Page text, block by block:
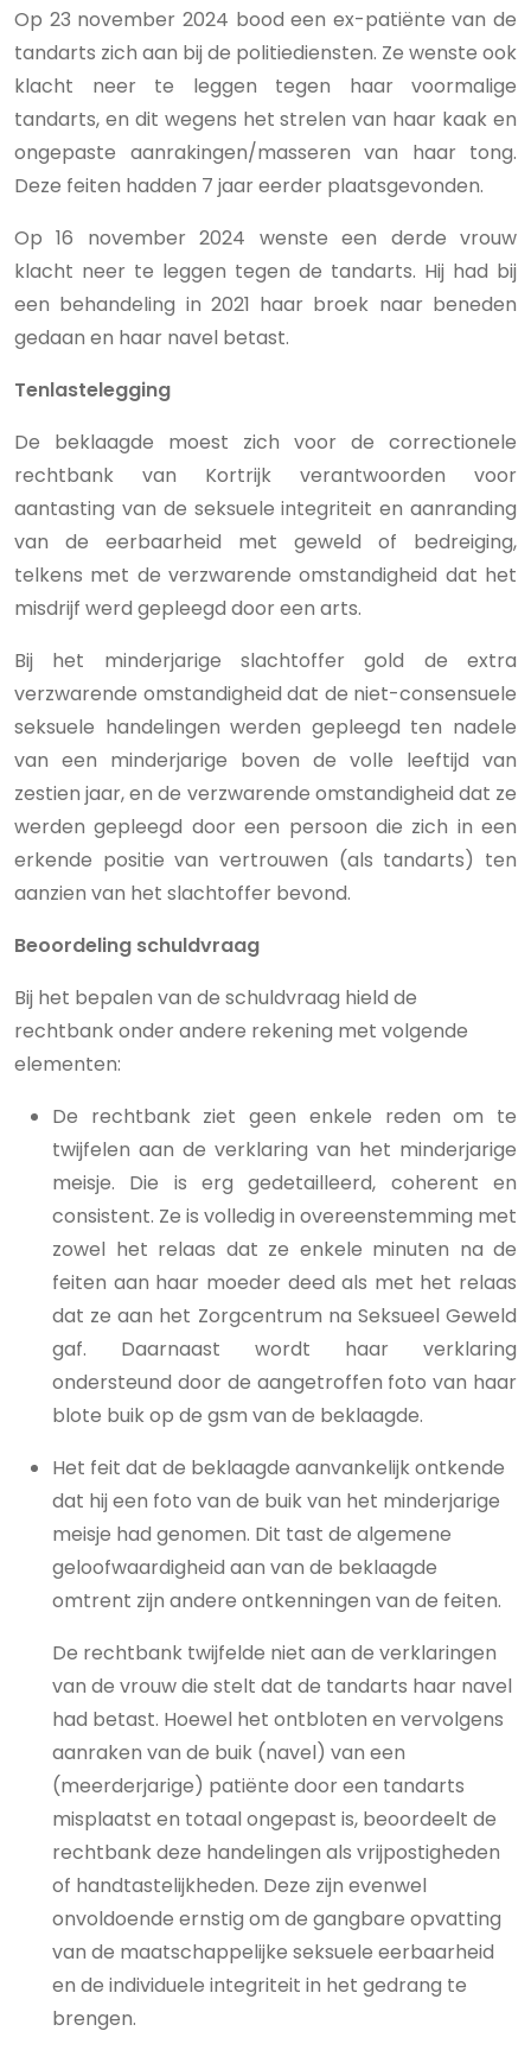
Op 23 november 2024 bood een ex-patiënte van de
tandarts zich aan bij de politiediensten. Ze wenste ook
klacht neer te leggen tegen haar voormalige
tandarts, en dit wegens het strelen van haar kaak en
ongepaste aanrakingen/masseren van haar tong.
Deze feiten hadden 7 jaar eerder plaatsgevonden.
Op 16 november 2024 wenste een derde vrouw
klacht neer te leggen tegen de tandarts. Hij had bij
een behandeling in 2021 haar broek naar beneden
gedaan en haar navel betast.
Tenlastelegging
De beklaagde moest zich voor de correctionele
rechtbank van Kortrijk verantwoorden voor
aantasting van de seksuele integriteit en aanranding
van de eerbaarheid met geweld of bedreiging,
telkens met de verzwarende omstandigheid dat het
misdrijf werd gepleegd door een arts.
Bij het minderjarige slachtoffer gold de extra
verzwarende omstandigheid dat de niet-consensuele
seksuele handelingen werden gepleegd ten nadele
van een minderjarige boven de volle leeftijd van
zestien jaar, en de verzwarende omstandigheid dat ze
werden gepleegd door een persoon die zich in een
erkende positie van vertrouwen (als tandarts) ten
aanzien van het slachtoffer bevond.
Beoordeling schuldvraag
Bij het bepalen van de schuldvraag hield de
rechtbank onder andere rekening met volgende
elementen:
De rechtbank ziet geen enkele reden om te
twijfelen aan de verklaring van het minderjarige
meisje. Die is erg gedetailleerd, coherent en
consistent. Ze is volledig in overeenstemming met
zowel het relaas dat ze enkele minuten na de
feiten aan haar moeder deed als met het relaas
dat ze aan het Zorgcentrum na Seksueel Geweld
gaf. Daarnaast wordt haar verklaring
ondersteund door de aangetroffen foto van haar
blote buik op de gsm van de beklaagde.
Het feit dat de beklaagde aanvankelijk ontkende
dat hij een foto van de buik van het minderjarige
meisje had genomen. Dit tast de algemene
geloofwaardigheid aan van de beklaagde
omtrent zijn andere ontkenningen van de feiten.
De rechtbank twijfelde niet aan de verklaringen
van de vrouw die stelt dat de tandarts haar navel
had betast. Hoewel het ontbloten en vervolgens
aanraken van de buik (navel) van een
(meerderjarige) patiënte door een tandarts
misplaatst en totaal ongepast is, beoordeelt de
rechtbank deze handelingen als vrijpostigheden
of handtastelijkheden. Deze zijn evenwel
onvoldoende ernstig om de gangbare opvatting
van de maatschappelijke seksuele eerbaarheid
en de individuele integriteit in het gedrang te
brengen.